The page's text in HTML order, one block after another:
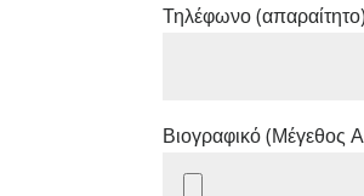
Τηλέφωνο (απαραίτητο)
Βιογραφικό (Μέγεθος